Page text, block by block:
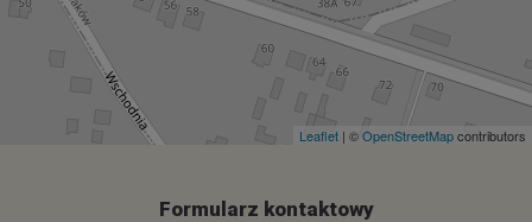
Leaflet | ©OpenStreetMapcontributors
Formularz kontaktowy